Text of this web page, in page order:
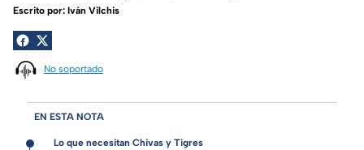
Escrito por: Iván Vilchis
No soportado
EN ESTA NOTA
Lo que necesitan Chivas y Tigres